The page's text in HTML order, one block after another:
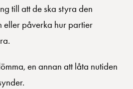
till att de ska styra den
påverka hur partier
en annan att låta nutiden